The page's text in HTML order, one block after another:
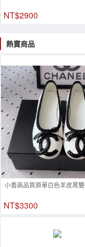
NT$2900
熱賣商品
小香高品質原單白色羊皮黑
NT$3300